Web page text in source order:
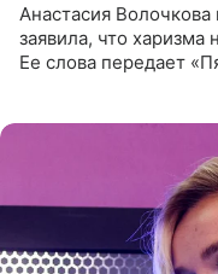
Анастасия
заявила, что
Ее слова передает